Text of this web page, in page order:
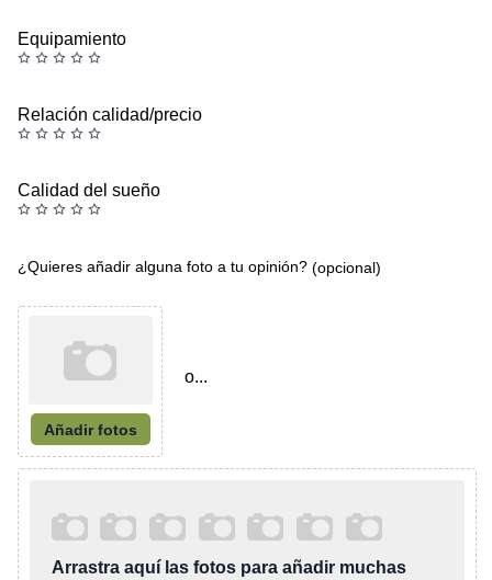
Equipamiento
Relación calidad/precio
Calidad del sueño
¿Quieres añadir alguna foto a tu opinión? (opcional)
Añadir fotos
o...
Arrastra aquí las fotos para añadir muchas